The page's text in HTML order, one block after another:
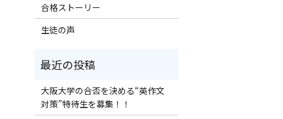
合格ストーリー
生徒の声
大阪大学の合否を決める“英作文
対策”特待生を募集！！